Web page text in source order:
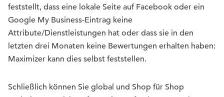
feststellt, dass eine lokale Seite auf Facebook oder ein
Google My Business-Eintrag keine
Attribute/Dienstleistungen hat oder dass sie in den
letzten drei Monaten keine Bewertungen erhalten haben:
Maximizer kann dies selbst feststellen.
Schließlich können Sie global und Shop für Shop